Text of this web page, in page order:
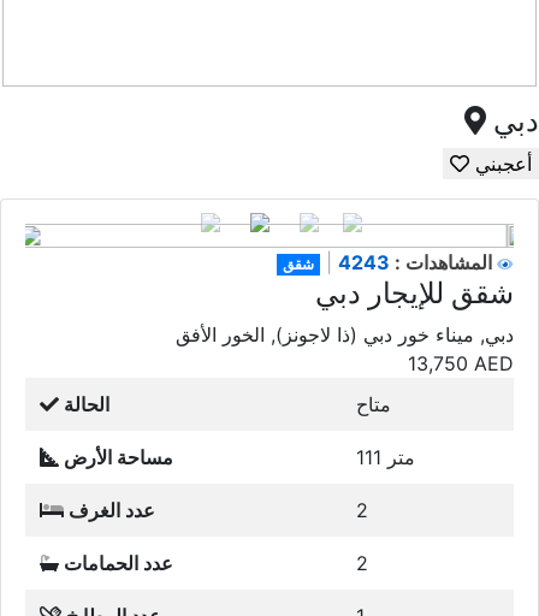
دبي
أعجبني
شقق المشاهدات :
شقق للإيجار دبي
دبي, ميناء خور دبي (ذا لاجونز), الخور الأفق
13,750 AED
الحالة
متاح
مساحة الأرض 111 متر
عدد الغرف 2
عدد الحمامات 2